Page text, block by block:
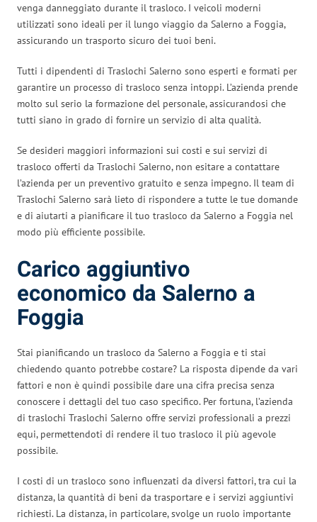
venga danneggiato durante il trasloco. I veicoli moderni
utilizzati sono ideali per il lungo viaggio da Salerno a Foggia,
assicurando un trasporto sicuro dei tuoi beni.
Tutti i dipendenti di Traslochi Salerno sono esperti e formati per
garantire un processo di trasloco senza intoppi. L’azienda prende
molto sul serio la formazione del personale, assicurandosi che
tutti siano in grado di fornire un servizio di alta qualità.
Se desideri maggiori informazioni sui costi e sui servizi di
trasloco offerti da Traslochi Salerno, non esitare a contattare
l’azienda per un preventivo gratuito e senza impegno. Il team di
Traslochi Salerno sarà lieto di rispondere a tutte le tue domande
e di aiutarti a pianificare il tuo trasloco da Salerno a Foggia nel
modo più efficiente possibile.
Carico aggiuntivo
economico da Salerno a
Foggia
Stai pianificando un trasloco da Salerno a Foggia e ti stai
chiedendo quanto potrebbe costare? La risposta dipende da vari
fattori e non è quindi possibile dare una cifra precisa senza
conoscere i dettagli del tuo caso specifico. Per fortuna, l’azienda
di traslochi Traslochi Salerno offre servizi professionali a prezzi
equi, permettendoti di rendere il tuo trasloco il più agevole
possibile.
I costi di un trasloco sono influenzati da diversi fattori, tra cui la
distanza, la quantità di beni da trasportare e i servizi aggiuntivi
richiesti. La distanza, in particolare, svolge un ruolo importante